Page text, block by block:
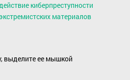
киберпреступности
материалов
выделите ее мышкой